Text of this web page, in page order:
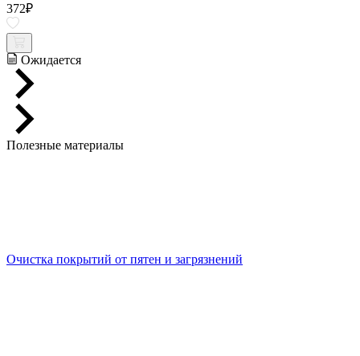
372₽
Ожидается
Полезные материалы
Очистка покрытий от пятен и загрязнений